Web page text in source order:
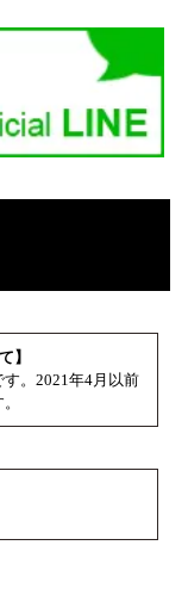
】
。2021年4月以前